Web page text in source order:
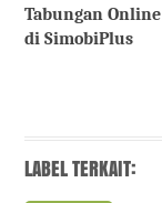
Tabungan Online
di SimobiPlus
LABEL TERKAIT: